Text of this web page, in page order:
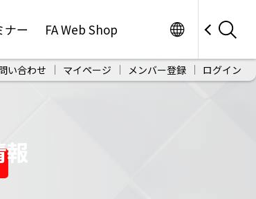
ナー FA Web Shop
い合わせ マイページ メンバー登録 ログイン